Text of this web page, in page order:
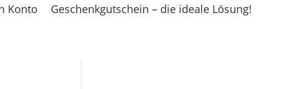
Konto
Geschenkgutschein – die ideale Lösung!